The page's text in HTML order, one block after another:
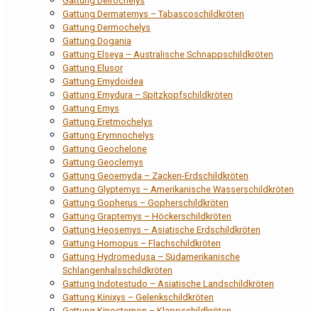
Gattung Dermatemys – Tabascoschildkröten
Gattung Dermochelys
Gattung Dogania
Gattung Elseya – Australische Schnappschildkröten
Gattung Elusor
Gattung Emydoidea
Gattung Emydura – Spitzkopfschildkröten
Gattung Emys
Gattung Eretmochelys
Gattung Erymnochelys
Gattung Geochelone
Gattung Geoclemys
Gattung Geoemyda – Zacken-Erdschildkröten
Gattung Glyptemys – Amerikanische Wasserschildkröten
Gattung Gopherus – Gopherschildkröten
Gattung Graptemys – Höckerschildkröten
Gattung Heosemys – Asiatische Erdschildkröten
Gattung Homopus – Flachschildkröten
Gattung Hydromedusa – Südamerikanische
Schlangenhalsschildkröten
Gattung Indotestudo – Asiatische Landschildkröten
Gattung Kinixys – Gelenkschildkröten